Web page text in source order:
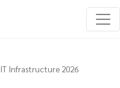
Infrastructure 2026